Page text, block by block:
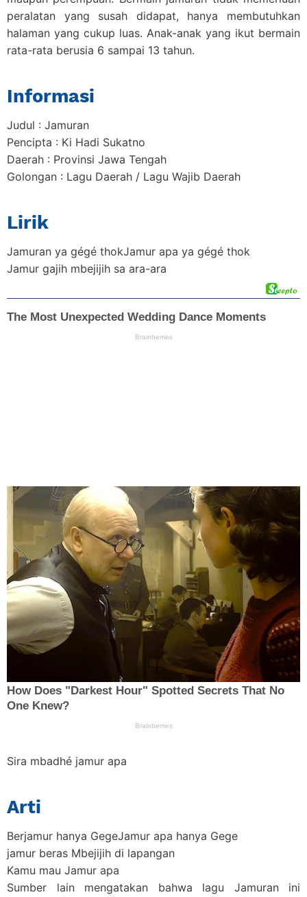
peralatan yang susah didapat, hanya membutuhkan
halaman yang cukup luas. Anak-anak yang ikut bermain
rata-rata berusia 6 sampai 13 tahun.
Informasi
Judul : Jamuran
Pencipta : Ki Hadi Sukatno
Daerah : Provinsi Jawa Tengah
Golongan : Lagu Daerah / Lagu Wajib Daerah
Lirik
Jamuran ya gégé thokJamur apa ya gégé thok
Jamur gajih mbejijih sa ara-ara
Sira mbadhé jamur apa
Arti
Berjamur hanya GegeJamur apa hanya Gege
jamur beras Mbejijih di lapangan
Kamu mau Jamur apa
Sumber lain mengatakan bahwa lagu Jamuran ini